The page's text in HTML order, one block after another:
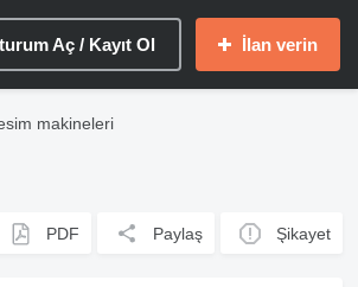
Aç / Kayıt Ol İlan verin
makineleri
PDF Paylaş Şikayet